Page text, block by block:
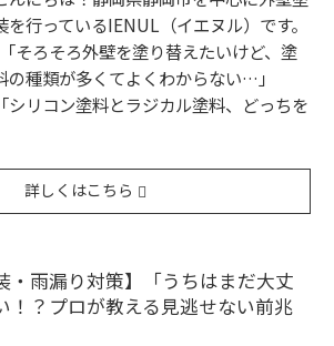
を行っているIENUL（イエヌル）です。
「そろそろ外壁を塗り替えたいけど、塗
の種類が多くてよくわからない…」
「シリコン塗料とラジカル塗料、どっちを
詳しくはこちら
・雨漏り対策】「うちはまだ大丈
！？プロが教える見逃せない前兆